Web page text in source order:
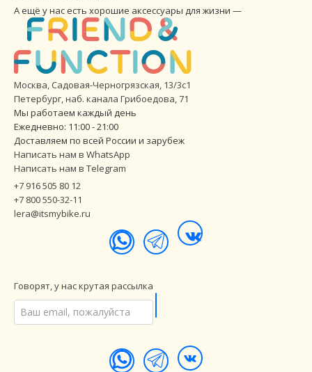
А ещё у нас есть хорошие аксессуары для жизни —
Москва, Садовая-Черногрязская, 13/3с1
Петербург,наб. канала Грибоедова, 71
Мы работаем каждый день
Ежедневно: 11:00 - 21:00
Доставляем по всей России и зарубеж
Написать нам в WhatsApp
Написать нам в Telegram
+7 916 505 80 12
+7 800 550-32-11
lera@itsmybike.ru
Говорят, у нас крутая рассылка